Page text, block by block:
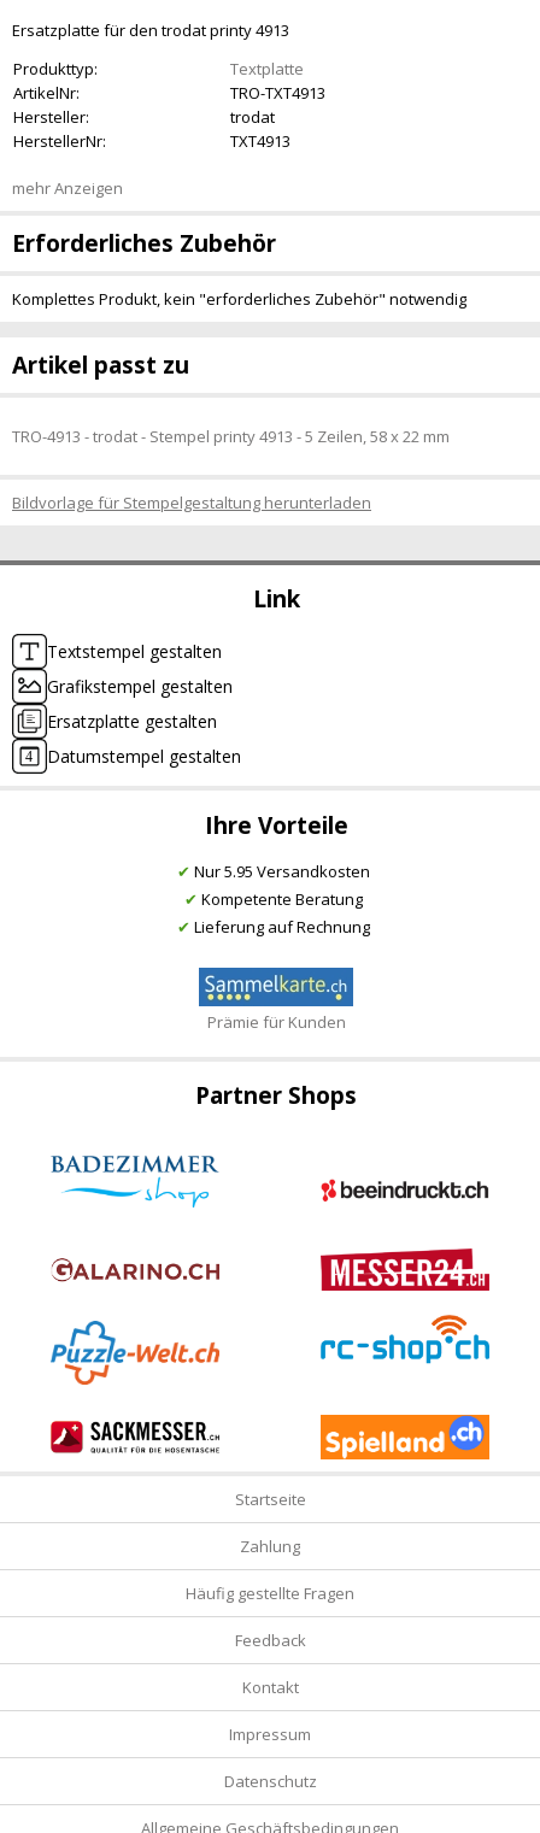
Link
Textstempel gestalten
Grafikstempel gestalten
Ersatzplatte gestalten
Datumstempel gestalten
Ihre Vorteile
✔ Nur 5.95 Versandkosten
✔ Kompetente Beratung
✔ Lieferung auf Rechnung
Prämie für Kunden
Ersatzplatte für den trodat printy 4913
Produkttyp:
Textplatte
ArtikelNr:
TRO-TXT4913
Hersteller:
trodat
HerstellerNr:
TXT4913
mehr Anzeigen
Erforderliches Zubehör
Komplettes Produkt, kein "erforderliches Zubehör" notwendig
Artikel passt zu
TRO-4913 - trodat - Stempel printy 4913 - 5 Zeilen, 58 x 22 mm
Bildvorlage für Stempelgestaltung herunterladen
Partner Shops
Startseite
Zahlung
Häufig gestellte Fragen
Feedback
Kontakt
Impressum
Datenschutz
Allgemeine Geschäftsbedingungen